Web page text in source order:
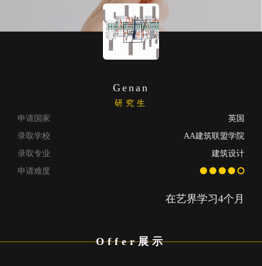
Genan
研究生
申请国家
英国
录取学校
AA建筑联盟学院
录取专业
建筑设计
申请难度
在艺界学习4个月
Offer展示